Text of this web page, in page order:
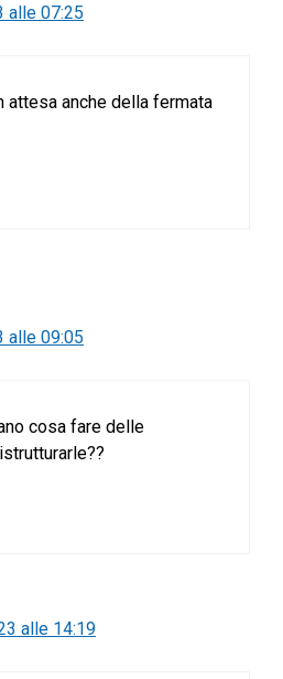
alle 07:25
attesa anche della fermata
alle 09:05
cosa fare delle
alle 14:19